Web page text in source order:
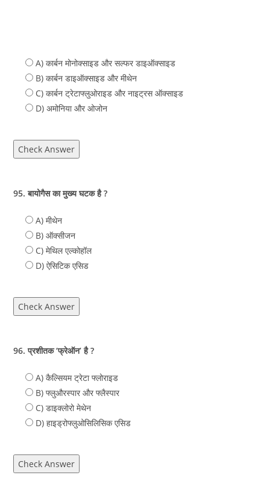
A) कार्बन मोनोक्साइड और सल्फर डाइऑक्साइड
B) कार्बन डाइऑक्साइड और मीथेन
C) कार्बन ट्रेटाफ्लुओराइड और नाइट्रस ऑक्साइड
D) अमोनिया और ओजोन
Check Answer
95. बायोगैस का मुख्य घटक है ?
A) मीथेन
B) ऑक्सीजन
C) मेथिल एल्कोहॉल
D) ऐसिटिक एसिड
Check Answer
96. प्रशीतक ‘फ्रेऑन’ है ?
A) कैल्सियम ट्रेटा फ्लोराइड
B) फ्लुऔरस्पार और फ्लैस्पार
C) डाइक्लोरो मेथेन
D) हाइड्रोफ्लुओसिलिसिक एसिड
Check Answer